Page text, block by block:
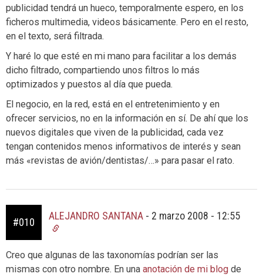
publicidad tendrá un hueco, temporalmente espero, en los
ficheros multimedia, videos básicamente. Pero en el resto,
en el texto, será filtrada.
Y haré lo que esté en mi mano para facilitar a los demás
dicho filtrado, compartiendo unos filtros lo más
optimizados y puestos al día que pueda.
El negocio, en la red, está en el entretenimiento y en
ofrecer servicios, no en la información en sí. De ahí que los
nuevos digitales que viven de la publicidad, cada vez
tengan contenidos menos informativos de interés y sean
más «revistas de avión/dentistas/…» para pasar el rato.
#010
ALEJANDRO SANTANA - 2 marzo 2008 - 12:55
Creo que algunas de las taxonomías podrían ser las
mismas con otro nombre. En una anotación de mi blog de